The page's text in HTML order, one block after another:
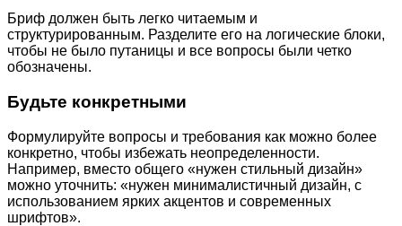
Бриф должен быть легко читаемым и
структурированным. Разделите его на логические блоки,
чтобы не было путаницы и все вопросы были четко
обозначены.
Будьте конкретными
Формулируйте вопросы и требования как можно более
конкретно, чтобы избежать неопределенности.
Например, вместо общего «нужен стильный дизайн»
можно уточнить: «нужен минималистичный дизайн, с
использованием ярких акцентов и современных
шрифтов».